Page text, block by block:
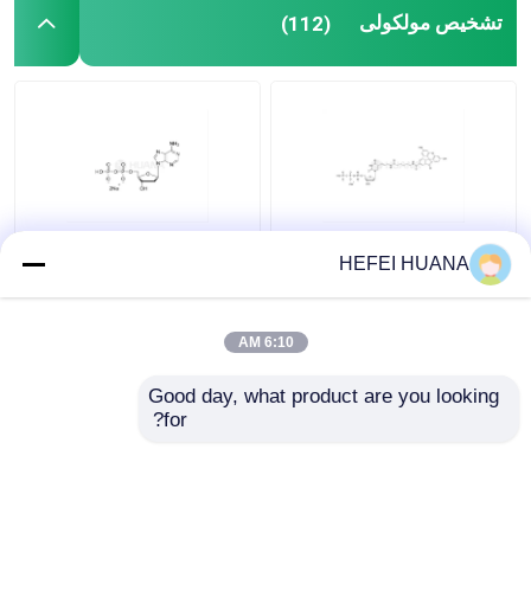
واکنش دهنده های سنتز اولیگو
تشخیص مولکولی (112)
میلیمتر محلول سدیم
HEFEI HUANA
6:10 AM
Good day, what product are you looking
for?